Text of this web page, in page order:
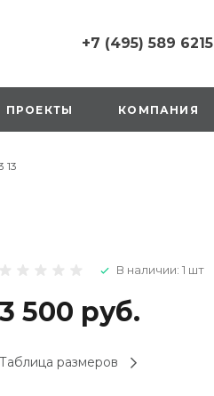
+7 (495) 589 6215
+7 (495) 589 6215
г. Москва, Русаковская
ул., д.1, вход с улицы со
стороны ТТК
г. Москва,
оранжевая вывеска
напротив «Перекрестка»
на 1 этаже
1 мая: 10:00-19:00
ПРОЕКТЫ КОМПАНИЯ
13
В наличии: 1 шт
3 500 руб.
Таблица размеров